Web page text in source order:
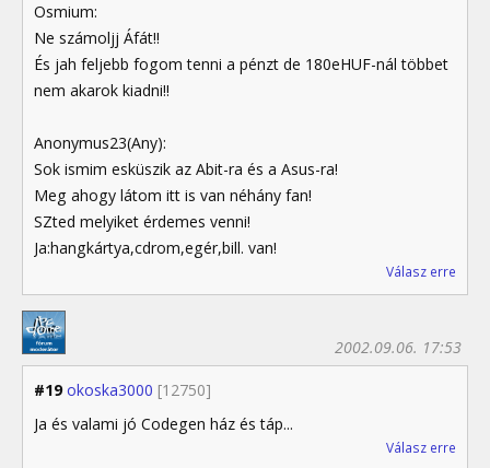
Osmium:
Ne számoljj Áfát!!
És jah feljebb fogom tenni a pénzt de 180eHUF-nál többet
nem akarok kiadni!!
Anonymus23(Any):
Sok ismim esküszik az Abit-ra és a Asus-ra!
Meg ahogy látom itt is van néhány fan!
SZted melyiket érdemes venni!
Ja:hangkártya,cdrom,egér,bill. van!
Válasz erre
#19 okoska3000 [12750]
2002.09.06. 17:53
Ja és valami jó Codegen ház és táp...
Válasz erre